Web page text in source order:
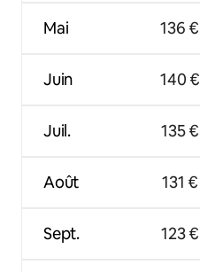
Mai
Juin
Juil.
Août
Sept.
136 €
140 €
135 €
131 €
123 €